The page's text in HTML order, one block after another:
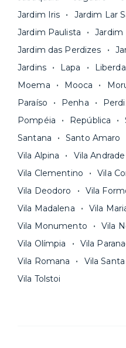
nossa equipe via app.
Seja uma mala ou um
só levar as suas coisas
documentação pelo
contrato na tela do
Simples, seguro e sem
Jardim Iris
Jardim Lar
Jardim Paulista
Jardim
Jardim das Perdizes
Jardins
Lapa
Moema
Mooca
Paraíso
Penha
Pompéia
República
Santana
Santo Amaro
Vila Alpina
Vila Andrade
Vila Clementino
Vila
Vila Deodoro
Vila
Vila Madalena
Vila
Vila Monumento
Vila
Vila Olímpia
Vila
Vila Romana
Vila
Vila Tolstoi